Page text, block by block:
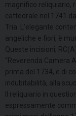
magnifico reliquiario,
cattedrale nel 1741
Tria. L’elegante
angeliche e fiori, è
Queste incisioni,
“Reverenda Camera
prima del 1734, e di
indubitabilità, alla
Il reliquiario in
espressamente